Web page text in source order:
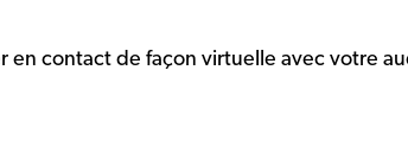
contact de façon virtuelle avec votre